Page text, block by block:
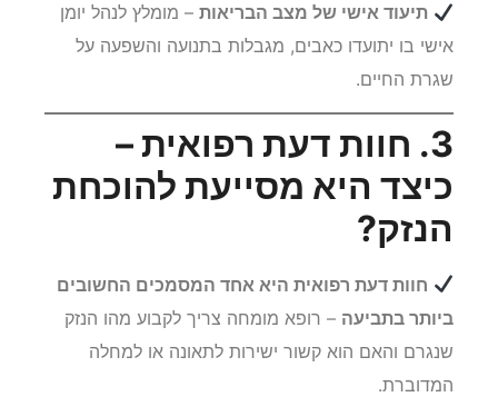
תיעוד אישי של מצב הבריאות – מומלץ לנהל יומן
אישי בו יתועדו כאבים, מגבלות בתנועה והשפעה על
שגרת החיים.
3. חוות דעת רפואית –
כיצד היא מסייעת להוכחת
הנזק?
חוות דעת רפואית היא אחד המסמכים החשובים
ביותר בתביעה – רופא מומחה צריך לקבוע מהו הנזק
שנגרם והאם הוא קשור ישירות לתאונה או למחלה
המדוברת.